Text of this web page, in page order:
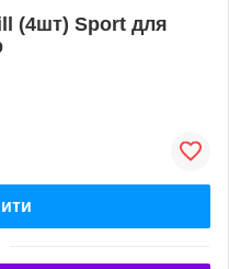
(4шт) Sport для